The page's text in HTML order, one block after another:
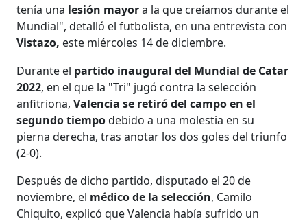
tenía una lesión mayora la que creíamos durante el
Mundial", detalló el futbolista, en una entrevista con
Vistazo, este miércoles 14 de diciembre.
Durante el partido inaugural del Mundial de Catar
2022, en el que la "Tri" jugó contra la selección
anfitriona,Valencia se retiró del campo en el
segundo tiempodebido a una molestia en su
pierna derecha, tras anotar los dos goles del triunfo
(2-0).
Después de dicho partido, disputado el 20 de
noviembre, el médico de la selección, Camilo
Chiquito, explicó que Valencia había sufrido un